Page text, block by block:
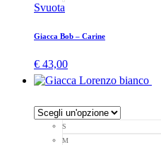
Svuota
Giacca Bob – Carine
€ 43,00
S
M